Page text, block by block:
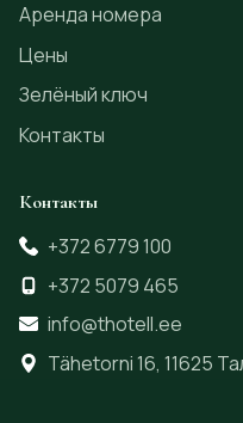
Аренда номера
Цены
Зелёный ключ
Контакты
Контакты
+372 6779 100
+372 5079 465
info@thotell.ee
Tähetorni 16, 11625